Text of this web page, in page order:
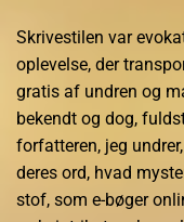
Skrivestilen var
oplevelse, der
gratis af undren og
bekendt og dog,
forfatteren, jeg
deres ord, hvad
stof, som e-bøger